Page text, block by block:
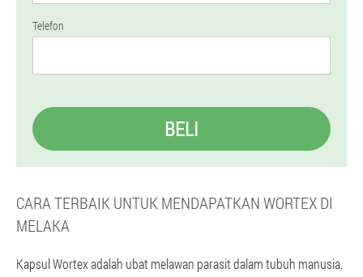
Telefon
BELI
CARA TERBAIK UNTUK MENDAPATKAN WORTEX DI
MELAKA
Kapsul Wortex adalah ubat melawan parasit dalam tubuh manusia.